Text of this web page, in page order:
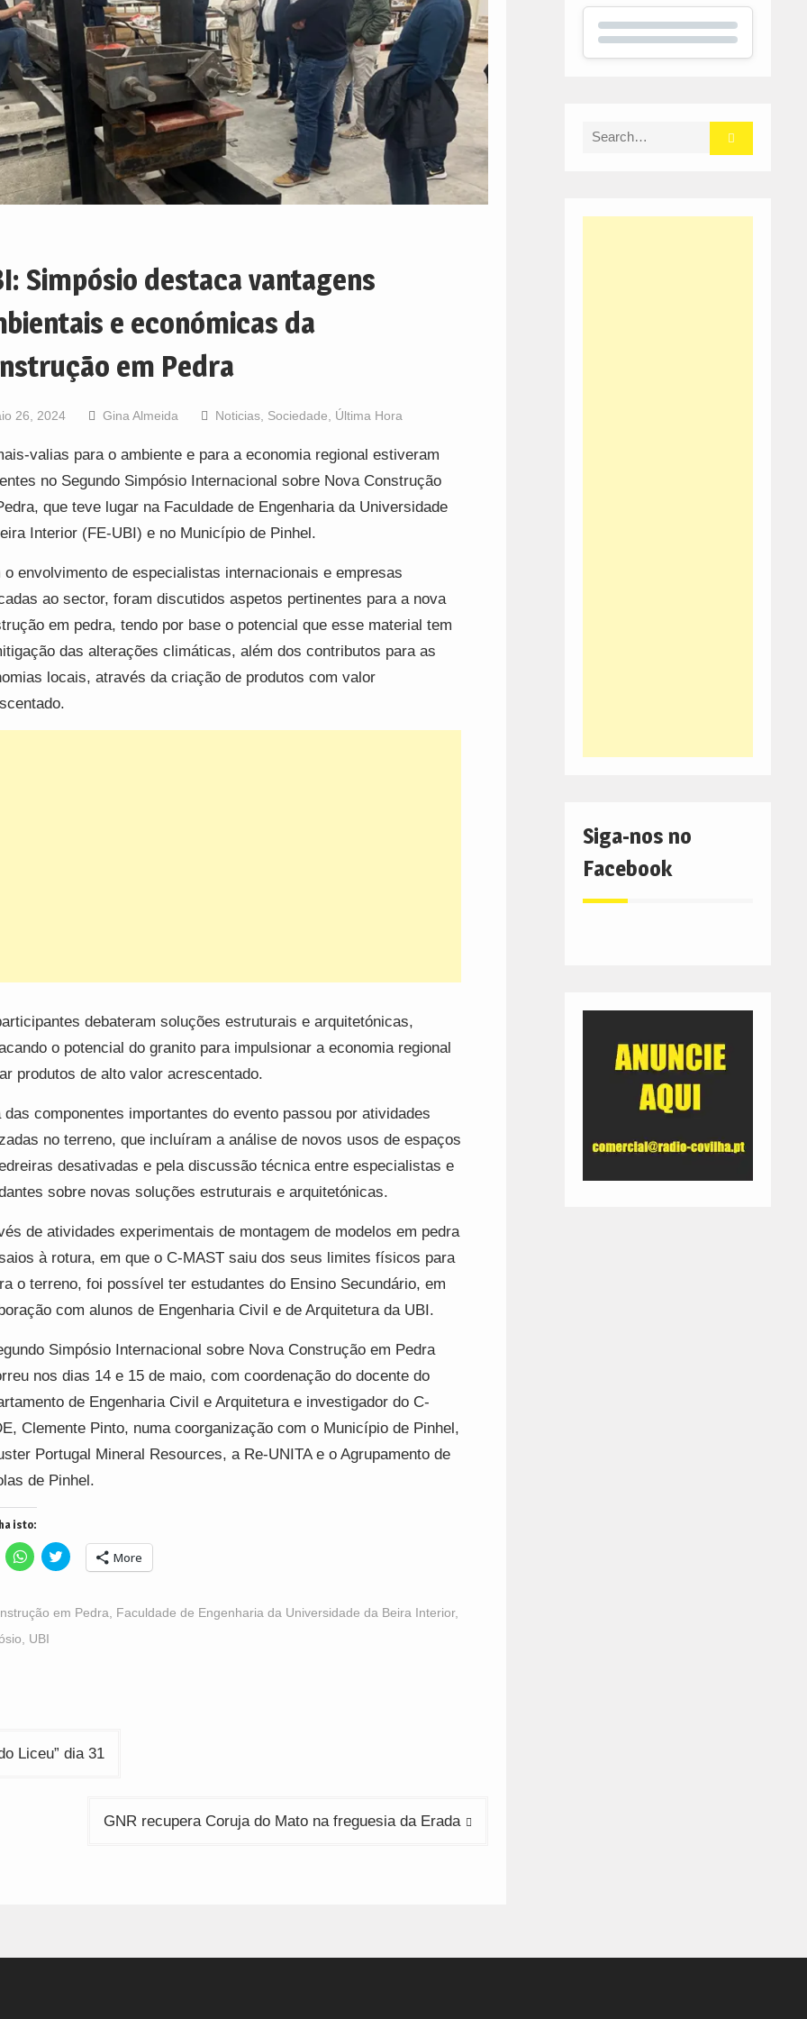
Simpósio destaca vantagens
e económicas da
em Pedra
26, 2024 Gina Almeida Noticias, Sociedade, Última Hora
valias para o ambiente e para a economia regional estiveram
no Segundo Simpósio Internacional sobre Nova Construção
que teve lugar na Faculdade de Engenharia da Universidade
Interior (FE-UBI) e no Município de Pinhel.
o envolvimento de especialistas internacionais e empresas
ao sector, foram discutidos aspetos pertinentes para a nova
em pedra, tendo por base o potencial que esse material tem
das alterações climáticas, além dos contributos para as
locais, através da criação de produtos com valor
debateram soluções estruturais e arquitetónicas,
o potencial do granito para impulsionar a economia regional
produtos de alto valor acrescentado.
das componentes importantes do evento passou por atividades
no terreno, que incluíram a análise de novos usos de espaços
desativadas e pela discussão técnica entre especialistas e
sobre novas soluções estruturais e arquitetónicas.
de atividades experimentais de montagem de modelos em pedra
à rotura, em que o C-MAST saiu dos seus limites físicos para
o terreno, foi possível ter estudantes do Ensino Secundário, em
com alunos de Engenharia Civil e de Arquitetura da UBI.
Simpósio Internacional sobre Nova Construção em Pedra
nos dias 14 e 15 de maio, com coordenação do docente do
de Engenharia Civil e Arquitetura e investigador do C-
Clemente Pinto, numa coorganização com o Município de Pinhel,
Portugal Mineral Resources, a Re-UNITA e o Agrupamento de
de Pinhel.
isto:
Click
to
(Opens
in
new
window)
Click
to
(Opens
More
em Pedra, Faculdade de Engenharia da Universidade da Beira Interior,
, UBI
Liceu” dia 31
GNR recupera Coruja do Mato na freguesia da Erada
Search
Siga-nos no
Facebook